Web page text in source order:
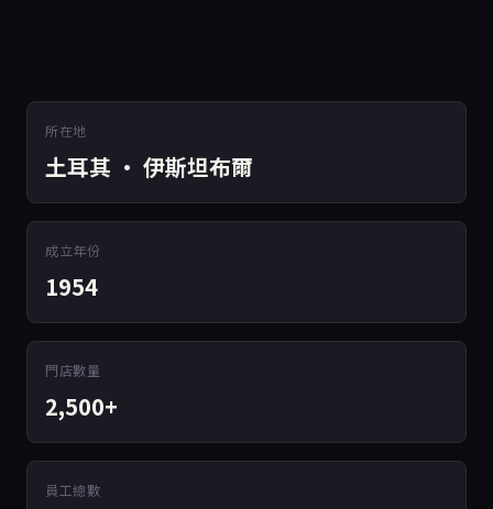
所在地
土耳其 · 伊斯坦布爾
成立年份
1954
門店數量
2,500+
員工總數